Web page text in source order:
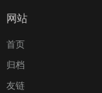
网站
首页
归档
友链